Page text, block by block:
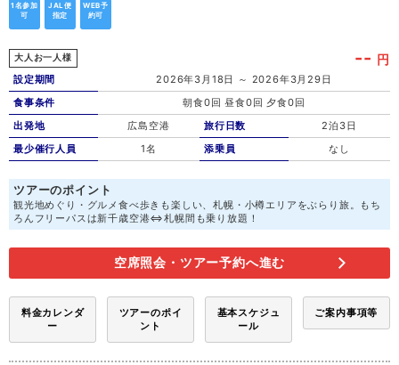
1名参加
可
JAL便
指定
WEB予
約可
大人お一人様 -- 円
設定期間
2026年3月18日 ～ 2026年3月29日
食事条件
朝食0回 昼食0回 夕食0回
出発地
広島空港
最少催行人員
1名
旅行日数
2泊3日
添乗員
なし
ツアーのポイント
観光地めぐり・グルメ食べ歩きも楽しい、札幌・小樽エリアをぶらり旅。もち
ろんフリーパスは新千歳空港⇔札幌間も乗り放題！
空席照会・ツアー予約へ進む
料金カレンダ
ー
ツアーのポイ
ント
基本スケジュ
ール
ご案内事項等